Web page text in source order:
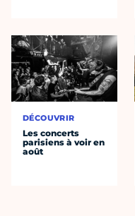
DÉCOUVRIR
Les concerts
parisiens à voir en
août